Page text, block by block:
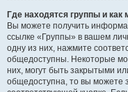
Где находятся группы и как
Вы можете получить
ссылке «Группы» в вашем
одну из них, нажмите
общедоступны. Некоторые
них, могут быть закрытыми
общедоступна, то вы можете